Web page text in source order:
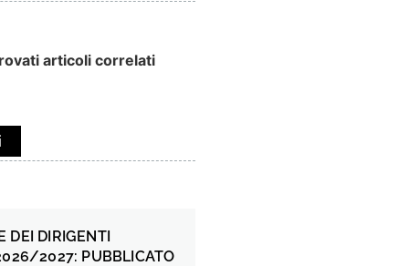
articoli correlati
DEI DIRIGENTI
2027: PUBBLICATO